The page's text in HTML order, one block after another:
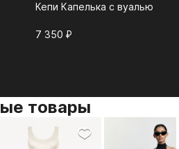
Кепи Капелька с вуалью
7 350⁠ ⁠₽
товары